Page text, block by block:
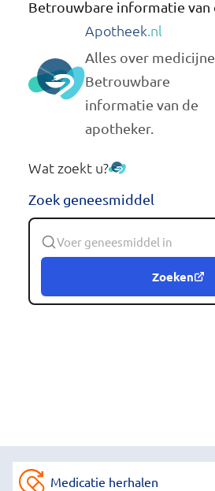
Betrouwbare informatie van
Apotheek.nl
Alles over
Betrouwbare
informatie van de
apotheker.
Wat zoekt u?
Zoek geneesmiddel
Zoeken
Medicatie herhalen